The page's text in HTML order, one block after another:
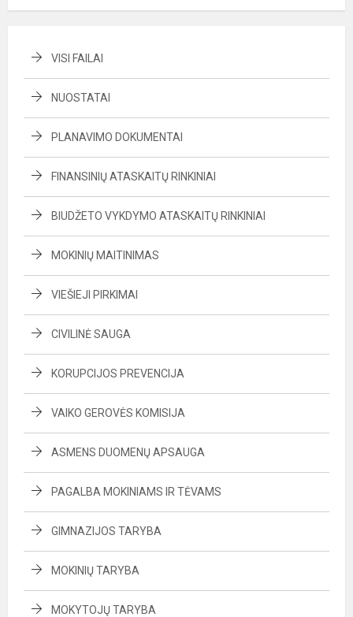
VISI FAILAI
NUOSTATAI
PLANAVIMO DOKUMENTAI
FINANSINIŲ ATASKAITŲ RINKINIAI
BIUDŽETO VYKDYMO ATASKAITŲ RINKINIAI
MOKINIŲ MAITINIMAS
VIEŠIEJI PIRKIMAI
CIVILINĖ SAUGA
KORUPCIJOS PREVENCIJA
VAIKO GEROVĖS KOMISIJA
ASMENS DUOMENŲ APSAUGA
PAGALBA MOKINIAMS IR TĖVAMS
GIMNAZIJOS TARYBA
MOKINIŲ TARYBA
MOKYTOJŲ TARYBA